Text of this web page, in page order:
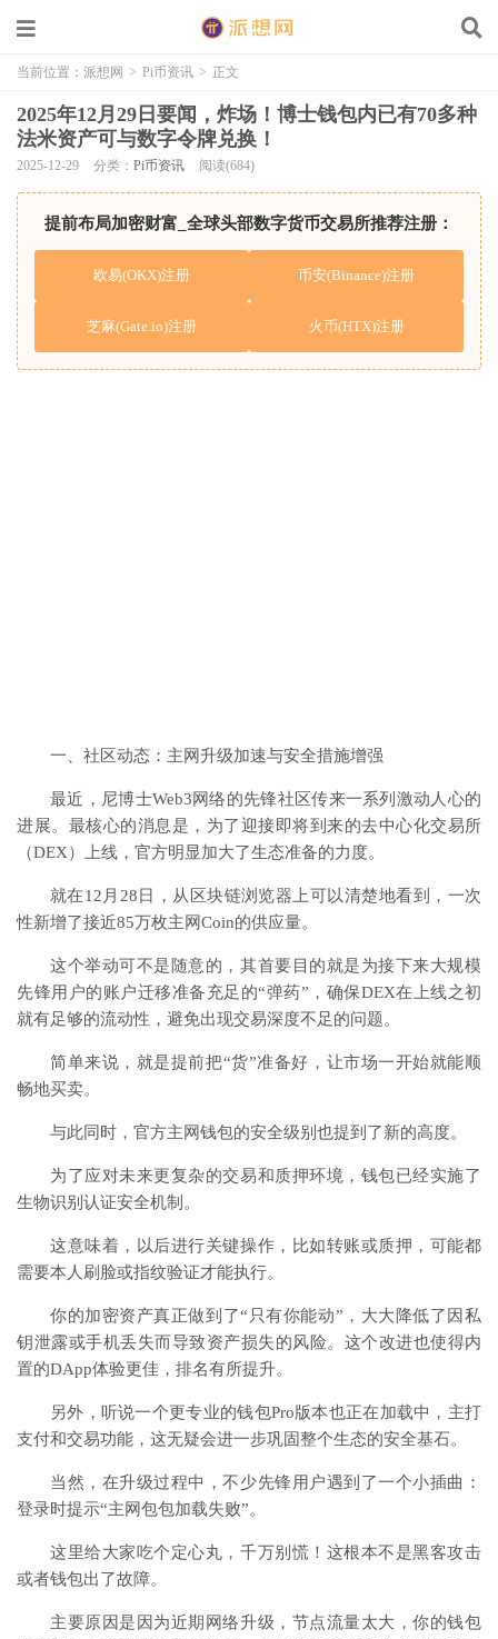
当前位置： 派想网 > Pi币资讯 > 正文
2025年12月29日要闻，炸场！博士钱包内已有70多种
法米资产可与数字令牌兑换！
2025-12-29 分类： Pi币资讯 阅读(684)
提前布局加密财富_全球头部数字货币交易所推荐注册：
欧易(OKX)注册 币安(Binance)注册
芝麻(Gate.io)注册 火币(HTX)注册
一、社区动态：主网升级加速与安全措施增强
最近，尼博士Web3网络的先锋社区传来一系列激动人心的
进展。最核心的消息是，为了迎接即将到来的去中心化交易所
（DEX）上线，官方明显加大了生态准备的力度。
就在12月28日，从区块链浏览器上可以清楚地看到，一次
性新增了接近85万枚主网Coin的供应量。
这个举动可不是随意的，其首要目的就是为接下来大规模
先锋用户的账户迁移准备充足的“弹药”，确保DEX在上线之初
就有足够的流动性，避免出现交易深度不足的问题。
简单来说，就是提前把“货”准备好，让市场一开始就能顺
畅地买卖。
与此同时，官方主网钱包的安全级别也提到了新的高度。
为了应对未来更复杂的交易和质押环境，钱包已经实施了
生物识别认证安全机制。
这意味着，以后进行关键操作，比如转账或质押，可能都
需要本人刷脸或指纹验证才能执行。
你的加密资产真正做到了“只有你能动”，大大降低了因私
钥泄露或手机丢失而导致资产损失的风险。这个改进也使得内
置的DApp体验更佳，排名有所提升。
另外，听说一个更专业的钱包Pro版本也正在加载中，主打
支付和交易功能，这无疑会进一步巩固整个生态的安全基石。
当然，在升级过程中，不少先锋用户遇到了一个小插曲：
登录时提示“主网包包加载失败”。
这里给大家吃个定心丸，千万别慌！这根本不是黑客攻击
或者钱包出了故障。
主要原因是因为近期网络升级，节点流量太大，你的钱包